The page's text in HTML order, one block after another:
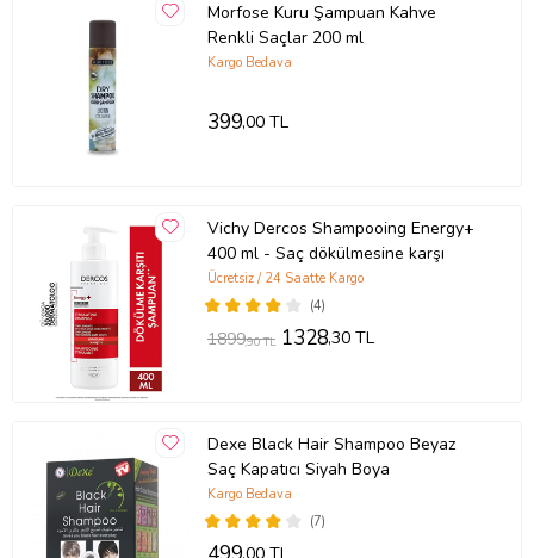
Morfose Kuru Şampuan Kahve
Renkli Saçlar 200 ml
Kargo Bedava
399,00 TL
Vichy Dercos Shampooing Energy+
400 ml - Saç dökülmesine karşı
(4)
Ücretsiz / 24 Saatte Kargo
1899,90 TL 1328,30 TL
Dexe Black Hair Shampoo Beyaz
Saç Kapatıcı Siyah Boya
(7)
Kargo Bedava